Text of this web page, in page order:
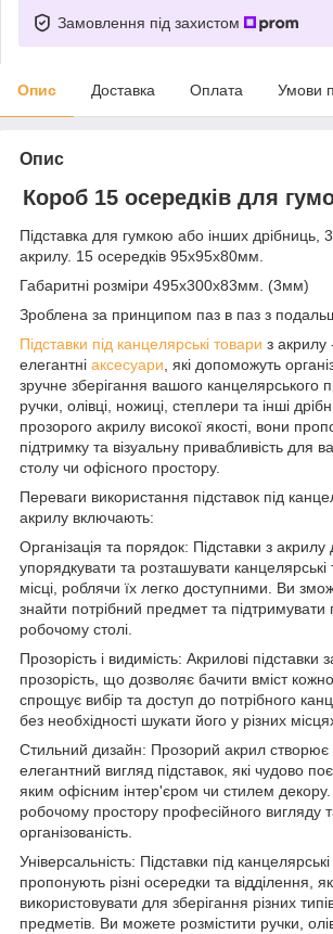
Замовлення під захистом
Опис Доставка Оплата Умови
Опис
Короб 15 осередків для
Підставка для гумкою або інших
акрилу. 15 осередків 95х95х80мм.
Габаритні розміри 495х300х83мм. (3мм)
Зроблена за принципом паз в паз з
Підставки під канцелярські товари з акрилу
елегантні аксесуари, які допоможуть
зручне зберігання вашого канцелярського
ручки, олівці, ножиці, степлери та інші
прозорого акрилу високої якості, вони
підтримку та візуальну привабливість для
столу чи офісного простору.
Переваги використання підставок під
акрилу включають:
Організація та порядок: Підставки з
упорядкувати та розташувати
місці, роблячи їх легко доступними. Ви
знайти потрібний предмет та
робочому столі.
Прозорість і видимість: Акрилові підставки
прозорість, що дозволяє бачити вміст
спрощує вибір та доступ до потрібного
без необхідності шукати його у різних
Стильний дизайн: Прозорий акрил створює
елегантний вигляд підставок, які чудово
яким офісним інтер'єром чи стилем
робочому простору професійного вигляду
організованість.
Універсальність: Підставки під
пропонують різні осередки та відділення,
використовувати для зберігання різних
предметів. Ви можете розмістити ручки,